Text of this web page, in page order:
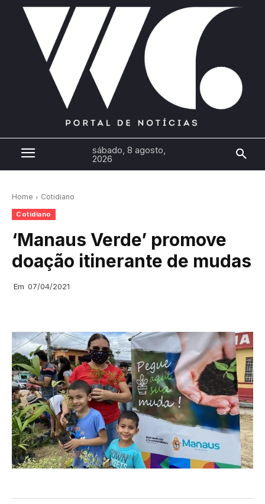
sábado, 8 agosto,
2026
Home Cotidiano
Cotidiano
‘Manaus Verde’ promove
doação itinerante de mudas
Em 07/04/2021